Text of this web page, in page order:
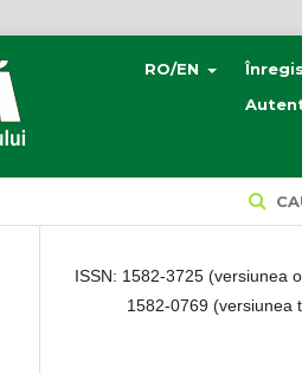
RO/EN
ISSN: 1582-3725 (versiunea
1582-0769 (versiunea